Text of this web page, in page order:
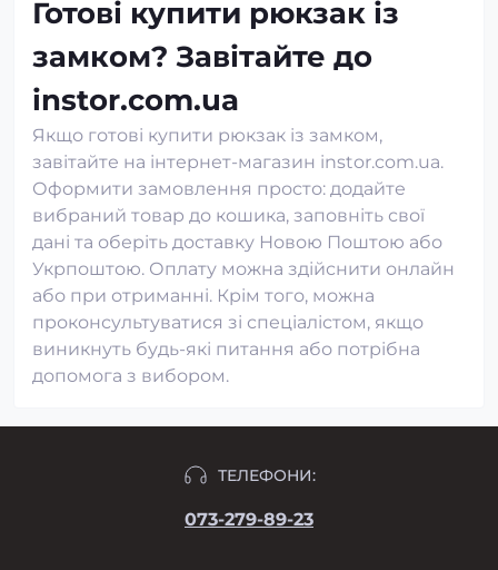
Готові купити рюкзак із
замком? Завітайте до
instor.com.ua
Якщо готові купити рюкзак із замком,
завітайте на інтернет-магазин instor.com.ua.
Оформити замовлення просто: додайте
вибраний товар до кошика, заповніть свої
дані та оберіть доставку Новою Поштою або
Укрпоштою. Оплату можна здійснити онлайн
або при отриманні. Крім того, можна
проконсультуватися зі спеціалістом, якщо
виникнуть будь-які питання або потрібна
допомога з вибором.
ТЕЛЕФОНИ:
073-279-89-23